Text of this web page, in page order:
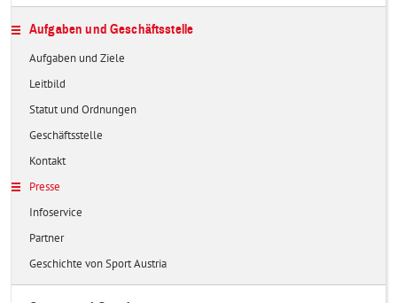
Aufgaben und Geschäftsstelle
Aufgaben und Ziele
Leitbild
Statut und Ordnungen
Geschäftsstelle
Kontakt
Presse
Infoservice
Partner
Geschichte von Sport Austria